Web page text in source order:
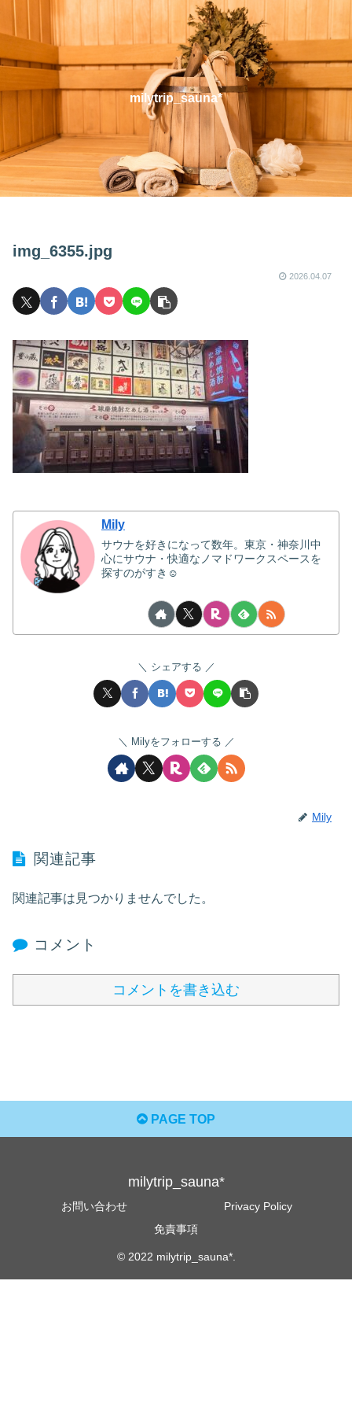
milytrip_sauna*
img_6355.jpg
2026.04.07
Mily
サウナを好きになって数年。東京・神奈川中
心にサウナ・快適なノマドワークスペースを
探すのがすき☺
シェアする
Milyをフォローする
Mily
関連記事
関連記事は見つかりませんでした。
コメント
コメントを書き込む
PAGE TOP
milytrip_sauna*
お問い合わせ
Privacy Policy
免責事項
© 2022 milytrip_sauna*.